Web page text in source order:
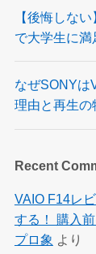
【後悔しな
で大学生に
なぜSONYは
理由と再生の
Recent
VAIO F14レ
する！ 購入
プロ象 より